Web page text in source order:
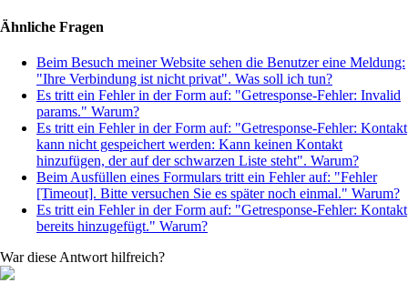
Ähnliche Fragen
Beim Besuch meiner Website sehen die Benutzer eine Meldung:
"Ihre Verbindung ist nicht privat". Was soll ich tun?
Es tritt ein Fehler in der Form auf: "Getresponse-Fehler: Invalid
params." Warum?
Es tritt ein Fehler in der Form auf: "Getresponse-Fehler: Kontakt
kann nicht gespeichert werden: Kann keinen Kontakt
hinzufügen, der auf der schwarzen Liste steht". Warum?
Beim Ausfüllen eines Formulars tritt ein Fehler auf: "Fehler
[Timeout]. Bitte versuchen Sie es später noch einmal." Warum?
Es tritt ein Fehler in der Form auf: "Getresponse-Fehler: Kontakt
bereits hinzugefügt." Warum?
War diese Antwort hilfreich?